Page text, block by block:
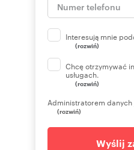
Interesują mnie
(rozwiń)
Chcę otrzymywać
usługach.
(rozwiń)
Administratorem
(rozwiń)
Wyślij